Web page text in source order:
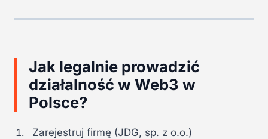
Jak legalnie prowadzić
działalność w Web3 w
Polsce?
Zarejestruj firmę (JDG, sp. z o.o.)